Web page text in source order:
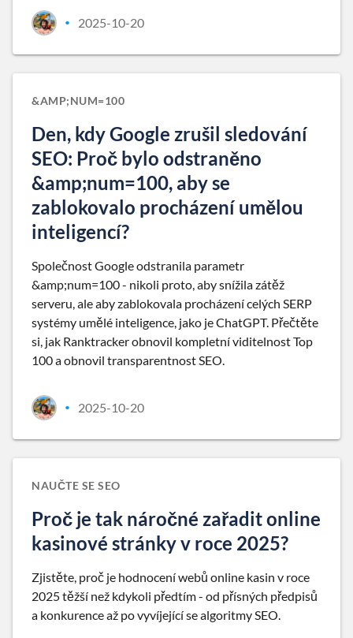
• 2025-10-20
&AMP;NUM=100
Den, kdy Google zrušil sledování
SEO: Proč bylo odstraněno
&amp;num=100, aby se
zablokovalo procházení umělou
inteligencí?
Společnost Google odstranila parametr
&amp;num=100 - nikoli proto, aby snížila zátěž
serveru, ale aby zablokovala procházení celých SERP
systémy umělé inteligence, jako je ChatGPT. Přečtěte
si, jak Ranktracker obnovil kompletní viditelnost Top
100 a obnovil transparentnost SEO.
• 2025-10-20
NAUČTE SE SEO
Proč je tak náročné zařadit online
kasinové stránky v roce 2025?
Zjistěte, proč je hodnocení webů online kasin v roce
2025 těžší než kdykoli předtím - od přísných předpisů
a konkurence až po vyvíjející se algoritmy SEO.